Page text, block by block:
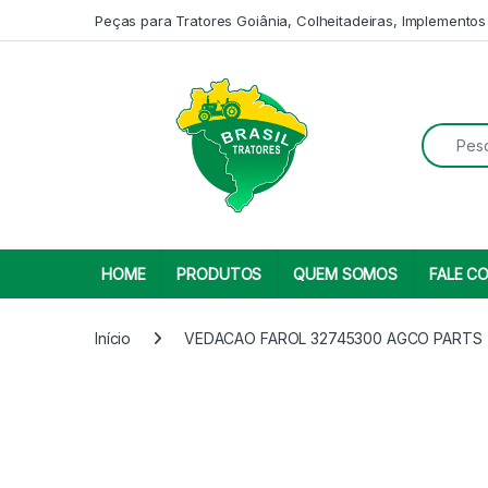
Peças para Tratores Goiânia, Colheitadeiras,
Search
HOME PRODUTOS QUEM SOMOS FALE
Início VEDACAO FAROL 32745300 AGCO PARTS